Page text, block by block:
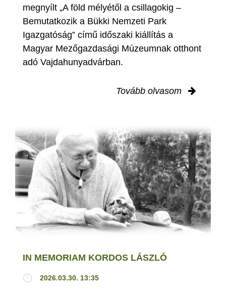
megnyílt „A föld mélyétől a csillagokig –
Bemutatkozik a Bükki Nemzeti Park
Igazgatóság” című időszaki kiállítás a
Magyar Mezőgazdasági Múzeumnak otthont
adó Vajdahunyadvárban.
Tovább olvasom
IN MEMORIAM KORDOS LÁSZLÓ
2026.03.30. 13:35